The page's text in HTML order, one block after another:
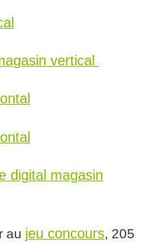
vertical
digital magasin
au jeu concours, 205